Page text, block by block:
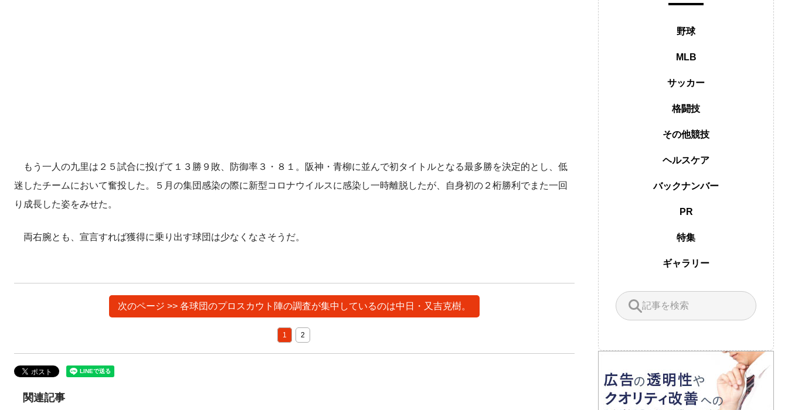
もう一人の九里は２５試合に投げて１３勝９敗、防御率３・８１。阪神・青柳に並んで初タイトルとなる最多勝を決定的とし、低
迷したチームにおいて奮投した。５月の集団感染の際に新型コロナウイルスに感染し一時離脱したが、自身初の２桁勝利でまた一回
り成長した姿をみせた。
両右腕とも、宣言すれば獲得に乗り出す球団は少なくなさそうだ。
次のページ >> 各球団のプロスカウト陣の調査が集中しているのは中日・又吉克樹。
1 2
関連記事
野球
MLB
サッカー
格闘技
その他競技
ヘルスケア
バックナンバー
PR
特集
ギャラリー